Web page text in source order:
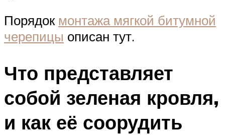
Порядок монтажа мягкой битумной
черепицы описан тут.
Что представляет
собой зеленая кровля,
и как её соорудить